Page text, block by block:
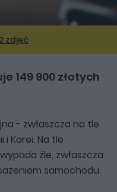
zdjęć
149 900 złotych
- zwłaszcza na tle
i Korei. Na tle
źle, zwłaszcza
samochodu.